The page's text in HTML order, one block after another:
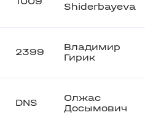
Shiderbayeva
2399
Владимир
Гирик
DNS
Олжас
Досымович